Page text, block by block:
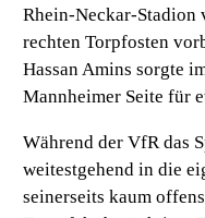
Rhein-Neckar-Stadion
rechten Torpfosten
Hassan Amins sorgte
Mannheimer Seite für
Während der VfR das
weitestgehend in die
seinerseits kaum